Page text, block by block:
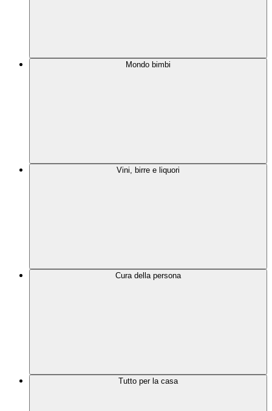
Mondo bimbi
Vini, birre e liquori
Cura della persona
Tutto per la casa